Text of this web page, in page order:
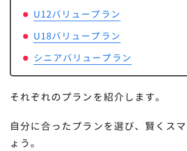
U12バリュープラン
U18バリュープラン
シニアバリュープラン
それぞれのプランを紹介します。
自分に合ったプランを選び、賢くス
ょう。